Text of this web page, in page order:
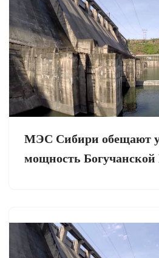
МЭС Сибири обещают
мощность